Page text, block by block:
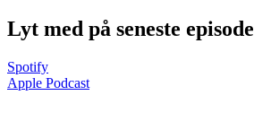
Lyt med på seneste episode
Spotify
Apple Podcast